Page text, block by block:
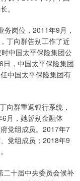
。
岗位，2011年9月，
丁向群告别工作了近
中国太平保险集团公
，中国太平保险集团
中国太平保险集团有
群重返银行系统，
月，她暂别金融体
党组成员。2017年7
党组成员；2018年9
十届中央委员会候补